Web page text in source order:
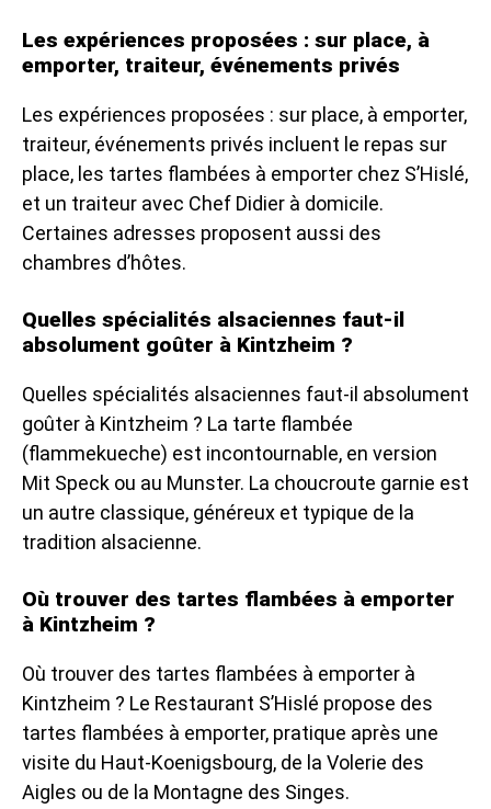
Les expériences proposées : sur place, à
emporter, traiteur, événements privés
Les expériences proposées : sur place, à emporter,
traiteur, événements privés incluent le repas sur
place, les tartes flambées à emporter chez S’Hislé,
et un traiteur avec Chef Didier à domicile.
Certaines adresses proposent aussi des
chambres d’hôtes.
Quelles spécialités alsaciennes faut-il
absolument goûter à Kintzheim ?
Quelles spécialités alsaciennes faut-il absolument
goûter à Kintzheim ? La tarte flambée
(flammekueche) est incontournable, en version
Mit Speck ou au Munster. La choucroute garnie est
un autre classique, généreux et typique de la
tradition alsacienne.
Où trouver des tartes flambées à emporter
à Kintzheim ?
Où trouver des tartes flambées à emporter à
Kintzheim ? Le Restaurant S’Hislé propose des
tartes flambées à emporter, pratique après une
visite du Haut-Koenigsbourg, de la Volerie des
Aigles ou de la Montagne des Singes.